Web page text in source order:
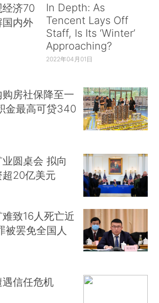
济70
内外
In Depth: As
Tencent Lays Off
Staff, Is Its ‘Winter’
Approaching?
2022年04月01日
房社保降至一
金最高可贷340
圆桌会 拟向
20亿美元
致16人死亡近
被罢免全国人
信任危机